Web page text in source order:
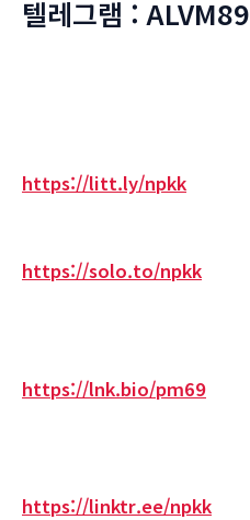
텔레그램 : ALVM89
https://litt.ly/npkk
https://solo.to/npkk
https://lnk.bio/pm69
https://linktr.ee/npkk